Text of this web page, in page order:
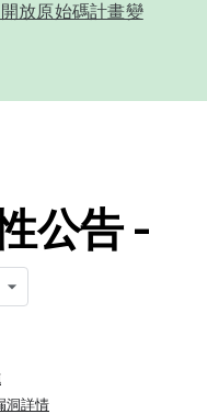
放原始碼計畫變
公告 -
洞詳情